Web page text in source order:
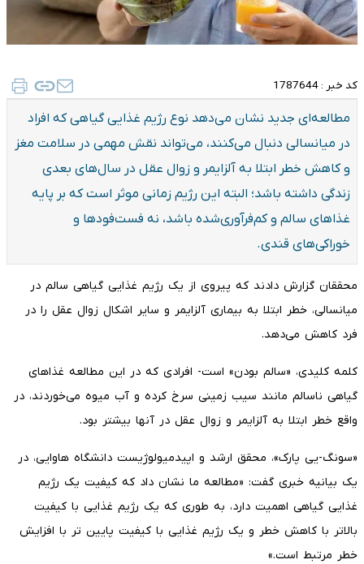
کد خبر : 1787644
مطالعه‌ای جدید نشان می‌دهد نوع رژیم غذایی گیاهی که افراد
در میانسالی دنبال می‌کنند، می‌تواند نقش مهمی در سلامت مغز
و کاهش خطر ابتلا به آلزایمر و زوال عقل در سال‌های بعدی
زندگی داشته باشد؛ البته این رژیم زمانی موثر است که بر پایه
غذاهای سالم و کم‌فرآوری‌شده باشد، نه فست‌فودها و
خوراکی‌های قندی.
محققان گزارش دادند که پیروی از یک رژیم غذایی گیاهی سالم در
میانسالی، خطر ابتلا به بیماری آلزایمر و سایر اشکال زوال عقل را در
فرد کاهش می‌دهد.
کلمه کلیدی، «سالم بودن» است- افرادی که در این مطالعه غذاهای
گیاهی ناسالم مانند سیب زمینی سرخ کرده و آب میوه می‌خوردند، در
واقع خطر ابتلا به آلزایمر و زوال عقل در آنها بیشتر بود.
«سونگ-یی پارک»، محقق ارشد و اپیدمیولوژیست دانشگاه هاوایی، در
یک بیانیه خبری گفت: «مطالعه ما نشان داد که کیفیت یک رژیم
غذایی گیاهی اهمیت دارد، به طوری که یک رژیم غذایی با کیفیت
بالاتر با کاهش خطر و یک رژیم غذایی با کیفیت پایین تر با افزایش
خطر مرتبط است.»